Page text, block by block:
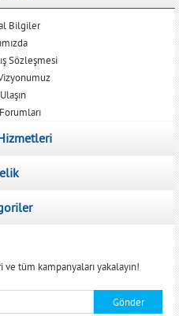
Bilgiler
Sözleşmesi
tüm kampanyaları yakalayın!